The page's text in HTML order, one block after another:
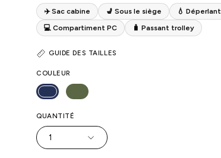
✈️ Sac cabine 💺 Sous le siège
💧 Déperlant
💻 Compartiment PC
🧳 Passant trolley
GUIDE DES TAILLES
COULEUR
QUANTITÉ
1